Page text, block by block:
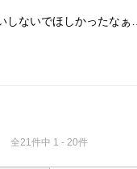
しないでほしかったなぁ…
全21件中 1 - 20件